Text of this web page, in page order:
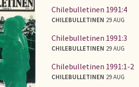
Chilebulletinen 1991:4
CHILEBULLETINEN 29 AUG
Chilebulletinen 1991:3
CHILEBULLETINEN 29 AUG
Chilebulletinen 1991:1-2
CHILEBULLETINEN 29 AUG